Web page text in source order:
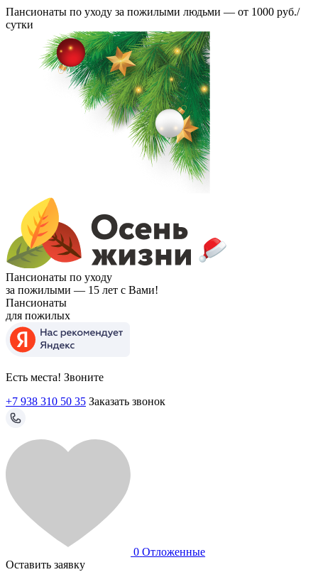
Пансионаты по уходу за пожилыми людьми — от 1000 руб./
сутки
Пансионаты по уходу
за пожилыми — 15 лет с Вами!
Пансионаты
для пожилых
Есть места! Звоните
+7 938 310 50 35 Заказать звонок
0 Отложенные
Оставить заявку